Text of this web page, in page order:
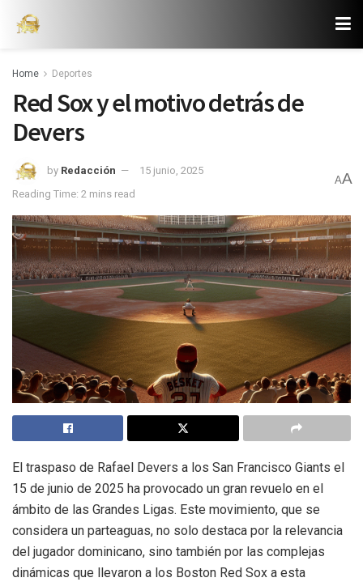
Home Deportes
Red Sox y el motivo detrás de
Devers
by Redacción
15 junio, 2025
Reading Time: 2 mins read
AA
El traspaso de Rafael Devers a los San Francisco Giants el
15 de junio de 2025 ha provocado un gran revuelo en el
ámbito de las Grandes Ligas. Este movimiento, que se
considera un parteaguas, no solo destaca por la relevancia
del jugador dominicano, sino también por las complejas
dinámicas que llevaron a los Boston Red Sox a esta